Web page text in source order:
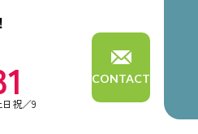
祝／9
CONTACT